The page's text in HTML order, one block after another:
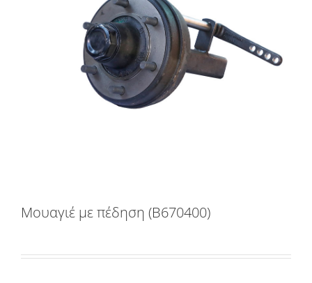
Μουαγιέ με πέδηση (B670400)